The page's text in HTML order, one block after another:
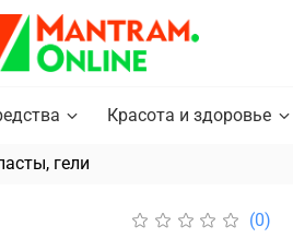
Красота и здоровье
гели
(0)